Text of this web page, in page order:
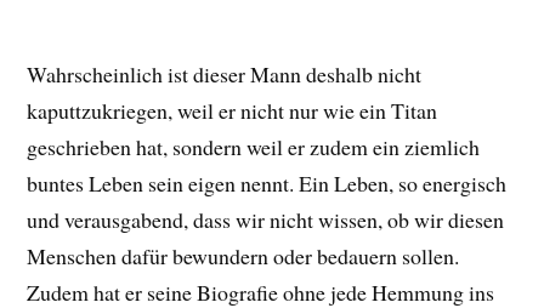
Wahrscheinlich ist dieser Mann deshalb nicht
kaputtzukriegen, weil er nicht nur wie ein Titan
geschrieben hat, sondern weil er zudem ein ziemlich
buntes Leben sein eigen nennt. Ein Leben, so energisch
und verausgabend, dass wir nicht wissen, ob wir diesen
Menschen dafür bewundern oder bedauern sollen.
Zudem hat er seine Biografie ohne jede Hemmung ins